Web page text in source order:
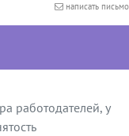
написать письмо
работодателей, у